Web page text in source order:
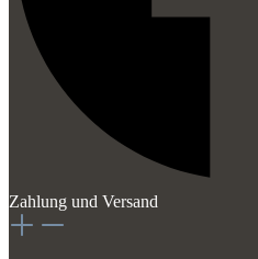
Zahlung und Versand